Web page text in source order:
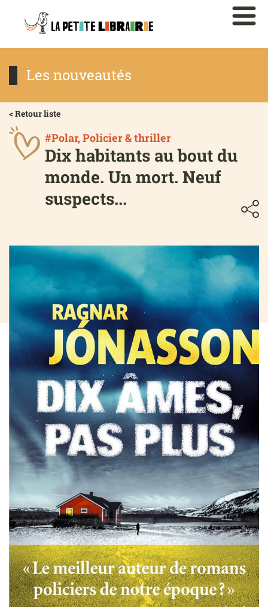
Les nouveautés
< Retour liste
#Polar, Policier & thriller
Dix habitants au bout du
monde. Un mort. Neuf
suspects...